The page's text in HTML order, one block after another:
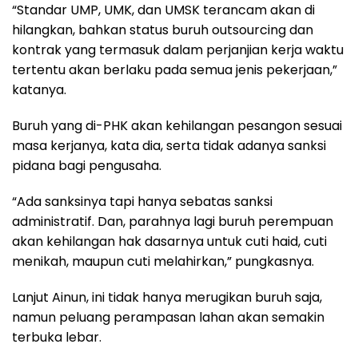
“Standar UMP, UMK, dan UMSK terancam akan di
hilangkan, bahkan status buruh outsourcing dan
kontrak yang termasuk dalam perjanjian kerja waktu
tertentu akan berlaku pada semua jenis pekerjaan,”
katanya.
Buruh yang di-PHK akan kehilangan pesangon sesuai
masa kerjanya, kata dia, serta tidak adanya sanksi
pidana bagi pengusaha.
“Ada sanksinya tapi hanya sebatas sanksi
administratif. Dan, parahnya lagi buruh perempuan
akan kehilangan hak dasarnya untuk cuti haid, cuti
menikah, maupun cuti melahirkan,” pungkasnya.
Lanjut Ainun, ini tidak hanya merugikan buruh saja,
namun peluang perampasan lahan akan semakin
terbuka lebar.